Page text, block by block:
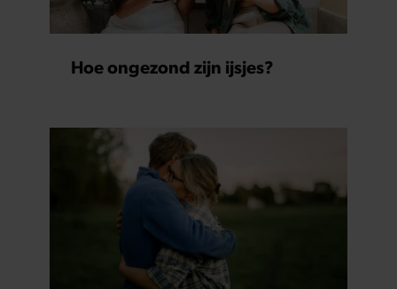
Hoe ongezond zijn ijsjes?